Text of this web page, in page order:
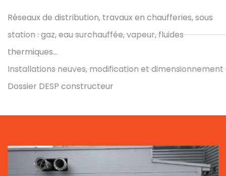
Réseaux de distribution, travaux en chaufferies, sous
station : gaz, eau surchauffée, vapeur, fluides
thermiques...
Installations neuves, modification et dimensionnement
Dossier DESP constructeur